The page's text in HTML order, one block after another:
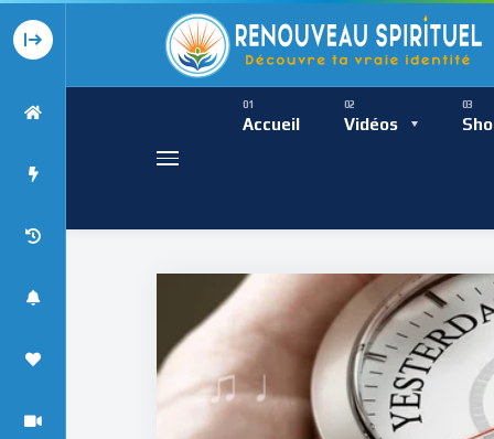
Accueil Vidéos
Présence
Présence
♩